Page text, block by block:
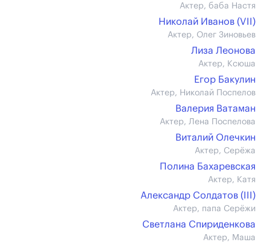
Актер, баба Настя
Николай Иванов (VII)
Актер, Олег Зиновьев
Лиза Леонова
Актер, Ксюша
Егор Бакулин
Актер, Николай Поспелов
Валерия Ватаман
Актер, Лена Поспелова
Виталий Олечкин
Актер, Серёжа
Полина Бахаревская
Актер, Катя
Александр Солдатов (III)
Актер, папа Серёжи
Светлана Спириденкова
Актер, Маша